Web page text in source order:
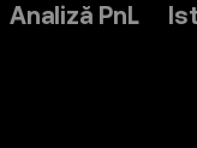
Analiză PnL